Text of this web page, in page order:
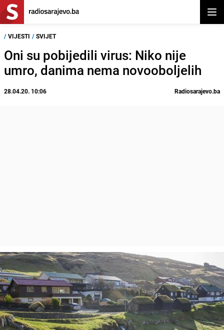
/ VIJESTI / SVIJET
Oni su pobijedili virus: Niko nije
umro, danima nema novooboljelih
28.04.20. 10:06 Radiosarajevo.ba